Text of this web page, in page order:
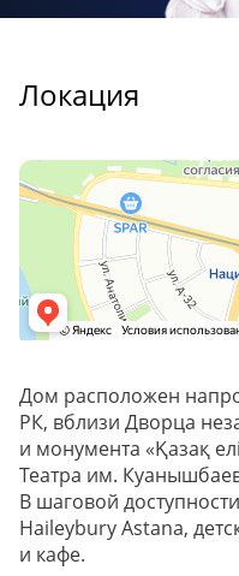
Локация
Дом расположен
РК, вблизи Дворца
и монумента «Қазақ
Театра им.
В шаговой
Haileybury Astana,
и кафе.